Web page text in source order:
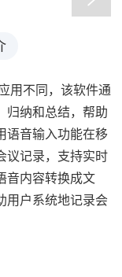
用不同，该软件通
归纳和总结，帮助
语音输入功能在移
议记录，支持实时
音内容转换成文
用户系统地记录会